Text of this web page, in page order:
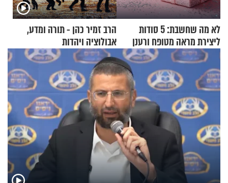
לא מה שחשבת: 5 סודות
ליצירת מראה מטופח ורענן
הרב זמיר כהן - תורה ומדע,
אבולוציה ויהדות